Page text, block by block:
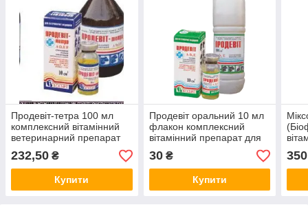
Продевіт-тетра 100 мл
комплексний вітамінний
ветеринарний препарат
232,50 ₴
Купити
Продевіт оральний 10 мл
флакон комплексний
вітамінний препарат для
30₴
Купити
350